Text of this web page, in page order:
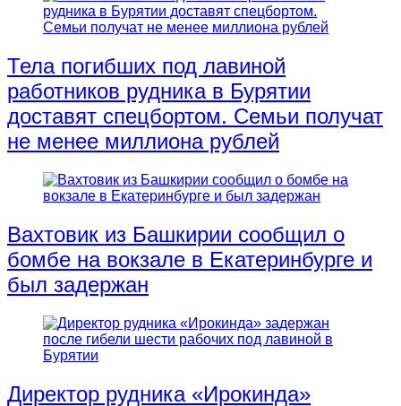
Тела погибших под лавиной
работников рудника в Бурятии
доставят спецбортом. Семьи получат
не менее миллиона рублей
Вахтовик из Башкирии сообщил о
бомбе на вокзале в Екатеринбурге и
был задержан
Директор рудника «Ирокинда»